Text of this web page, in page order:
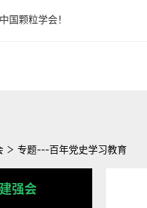
国颗粒学会！
专题---百年党史学习教育
强会